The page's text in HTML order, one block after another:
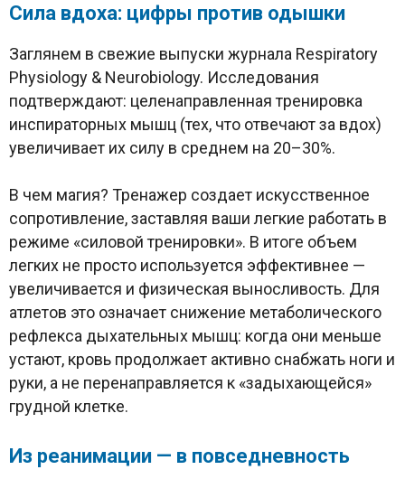
Сила вдоха: цифры против одышки
Заглянем в свежие выпуски журнала Respiratory
Physiology & Neurobiology. Исследования
подтверждают: целенаправленная тренировка
инспираторных мышц (тех, что отвечают за вдох)
увеличивает их силу в среднем на 20–30%.
В чем магия? Тренажер создает искусственное
сопротивление, заставляя ваши легкие работать в
режиме «силовой тренировки». В итоге объем
легких не просто используется эффективнее —
увеличивается и физическая выносливость. Для
атлетов это означает снижение метаболического
рефлекса дыхательных мышц: когда они меньше
устают, кровь продолжает активно снабжать ноги и
руки, а не перенаправляется к «задыхающейся»
грудной клетке.
Из реанимации — в повседневность